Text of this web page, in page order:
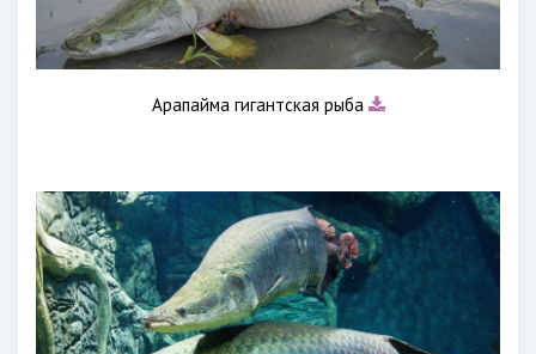
Арапайма гигантская рыба